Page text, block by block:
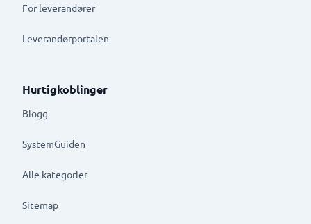
For leverandører
Leverandørportalen
Hurtigkoblinger
Blogg
SystemGuiden
Alle kategorier
Sitemap